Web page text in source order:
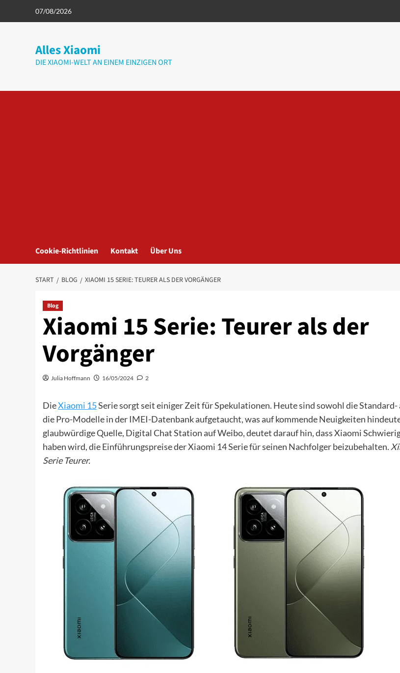
07/08/2026
Alles Xiaomi
DIE XIAOMI-WELT AN EINEM EINZIGEN ORT
Cookie-Richtlinien Kontakt Über Uns
START BLOG XIAOMI 15 SERIE: TEURER ALS DER VORGÄNGER
Blog
Xiaomi 15 Serie: Teurer als der
Vorgänger
Julia Hoffmann 16/05/2024 2
DieXiaomi 15Serie sorgt seit einiger Zeit für Spekulationen. Heute sind sowohl die Standard-
die Pro-Modelle in der IMEI-Datenbank aufgetaucht, was auf kommende Neuigkeiten
glaubwürdige Quelle, Digital Chat Station auf Weibo, deutet darauf hin, dass Xiaomi
haben wird, die Einführungspreise der Xiaomi 14 Serie für seinen Nachfolger beizubehalten.
Serie Teurer.